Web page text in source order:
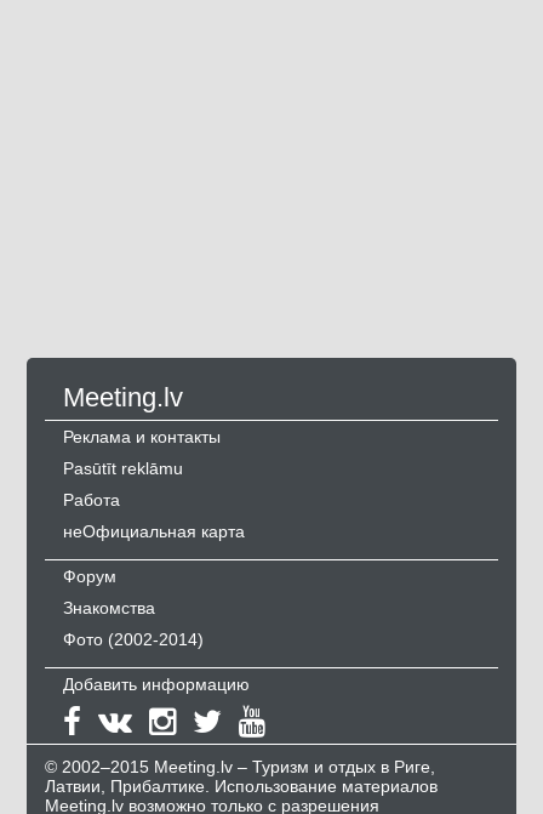
Meeting.lv
Реклама и контакты
Pasūtīt reklāmu
Работа
неОфициальная карта
Форум
Знакомства
Фото (2002-2014)
Добавить информацию
© 2002–2015 Meeting.lv – Туризм и отдых в Риге,
Латвии, Прибалтике. Использование материалов
Meeting.lv возможно только с разрешения